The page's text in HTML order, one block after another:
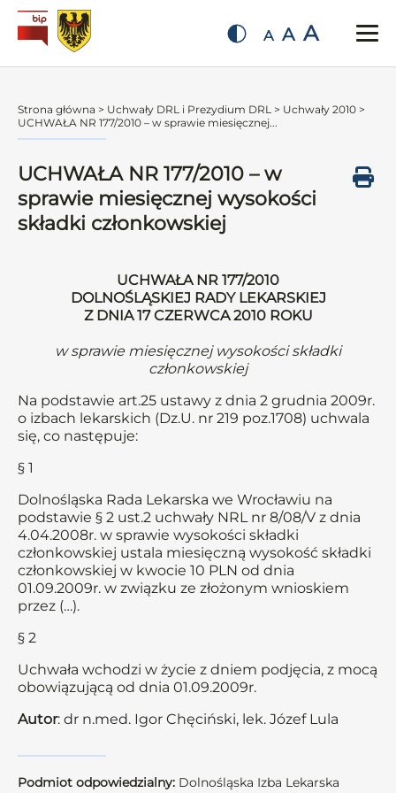
A A A
Strona główna > Uchwały DRL i Prezydium DRL > Uchwały 2010 >
UCHWAŁA NR 177/2010 – w sprawie miesięcznej...
UCHWAŁA NR 177/2010 – w
sprawie miesięcznej wysokości
składki członkowskiej
UCHWAŁA NR 177/2010
DOLNOŚLĄSKIEJ RADY LEKARSKIEJ
Z DNIA 17 CZERWCA 2010 ROKU
w sprawie miesięcznej wysokości składki
członkowskiej
Na podstawie art.25 ustawy z dnia 2 grudnia 2009r.
o izbach lekarskich (Dz.U. nr 219 poz.1708) uchwala
się, co następuje:
§ 1
Dolnośląska Rada Lekarska we Wrocławiu na
podstawie § 2 ust.2 uchwały NRL nr 8/08/V z dnia
4.04.2008r. w sprawie wysokości składki
członkowskiej ustala miesięczną wysokość składki
członkowskiej w kwocie 10 PLN od dnia
01.09.2009r. w związku ze złożonym wnioskiem
przez (…).
§ 2
Uchwała wchodzi w życie z dniem podjęcia, z mocą
obowiązującą od dnia 01.09.2009r.
Autor: dr n.med. Igor Chęciński, lek. Józef Lula
Podmiot odpowiedzialny: Dolnośląska Izba Lekarska